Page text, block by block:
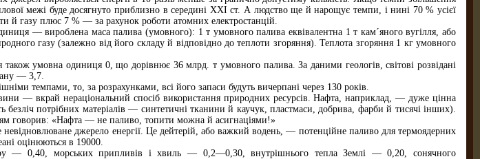
межі буде досягнуто приблизно в середині XXI ст. А людство ще й нарощує темпи, і нині 70 % усієї
й газу плюс 7 % — за рахунок роботи атомних електростанцій.
— вироблена маса палива (умовного): 1 т умовного палива еквівалентна 1 т кам´яного вугілля, або
газу (залежно від його складу й відповідно до теплоти згоряння). Теплота згоряння 1 кг умовного
умовна одиниця 0, що дорівнює 36 млрд. т умовного палива. За даними геологів, світові розвідані
— 3,7.
темпами, то, за розрахунками, всі його запаси будуть вичерпані через 130 років.
— вкрай нераціональний спосіб використання природних ресурсів. Нафта, наприклад, — дуже цінна
безліч потрібних матеріалів — синтетичні тканини й каучук, пластмаси, добрива, фарби й тисячі інших).
говорив: «Нафта — не паливо, топити можна й асигнаціями!»
джерело енергії. Це дейтерій, або важкий водень, — потенційне паливо для термоядерних
оцінюються в 19000.
— 0,40, морських припливів і хвиль — 0,2—0,30, внутрішнього тепла Землі — 0,20, сонячного